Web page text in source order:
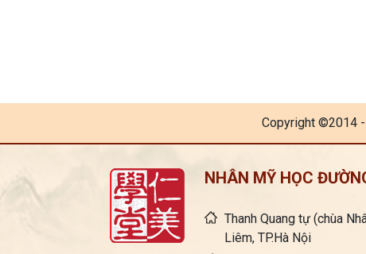
Copyright ©2014 -
NHÂN MỸ HỌC
Thanh Quang tự (chùa
Liêm, TP.Hà Nội